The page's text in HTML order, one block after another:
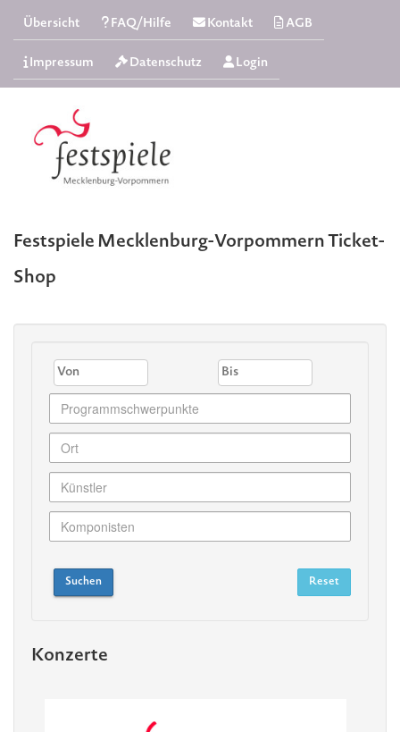
Übersicht FAQ/Hilfe Kontakt AGB
Impressum Datenschutz Login
Festspiele Mecklenburg-Vorpommern Ticket-
Shop
Konzerte